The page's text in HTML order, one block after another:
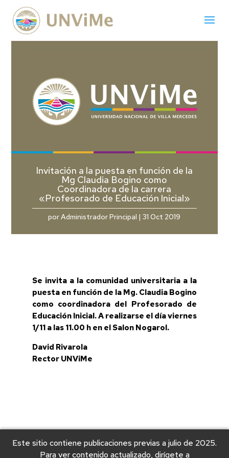
Invitación a la puesta en función de la
Mg Claudia Bogino como
Coordinadora de la carrera
«Profesorado de Educación Inicial»
porAdministrador Principal |31 Oct 2019
Se invita a la comunidad universitaria a la
puesta en función de la Mg. Claudia Bogino
como coordinadora del Profesorado de
Educación Inicial. A realizarse el día viernes
1/11 a las 11.00 h en el Salon Nogarol.
David Rivarola
Rector UNViMe
Este sitio contiene publicaciones previas a julio de 2025.
Para ver contenido actualizado, dirígete a